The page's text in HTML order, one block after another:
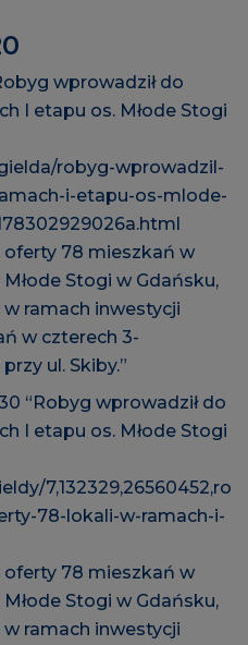
wprowadził do
I etapu os. Młode Stogi
robyg-wprowadzil-
i-etapu-os-mlode-
oferty 78 mieszkań w
Stogi w Gdańsku,
w ramach inwestycji
w czterech 3-
ul. Skiby.”
“Robyg wprowadził do
I etapu os. Młode Stogi
7,132329,26560452,ro
78-lokali-w-ramach-i-
oferty 78 mieszkań w
Stogi w Gdańsku,
w ramach inwestycji